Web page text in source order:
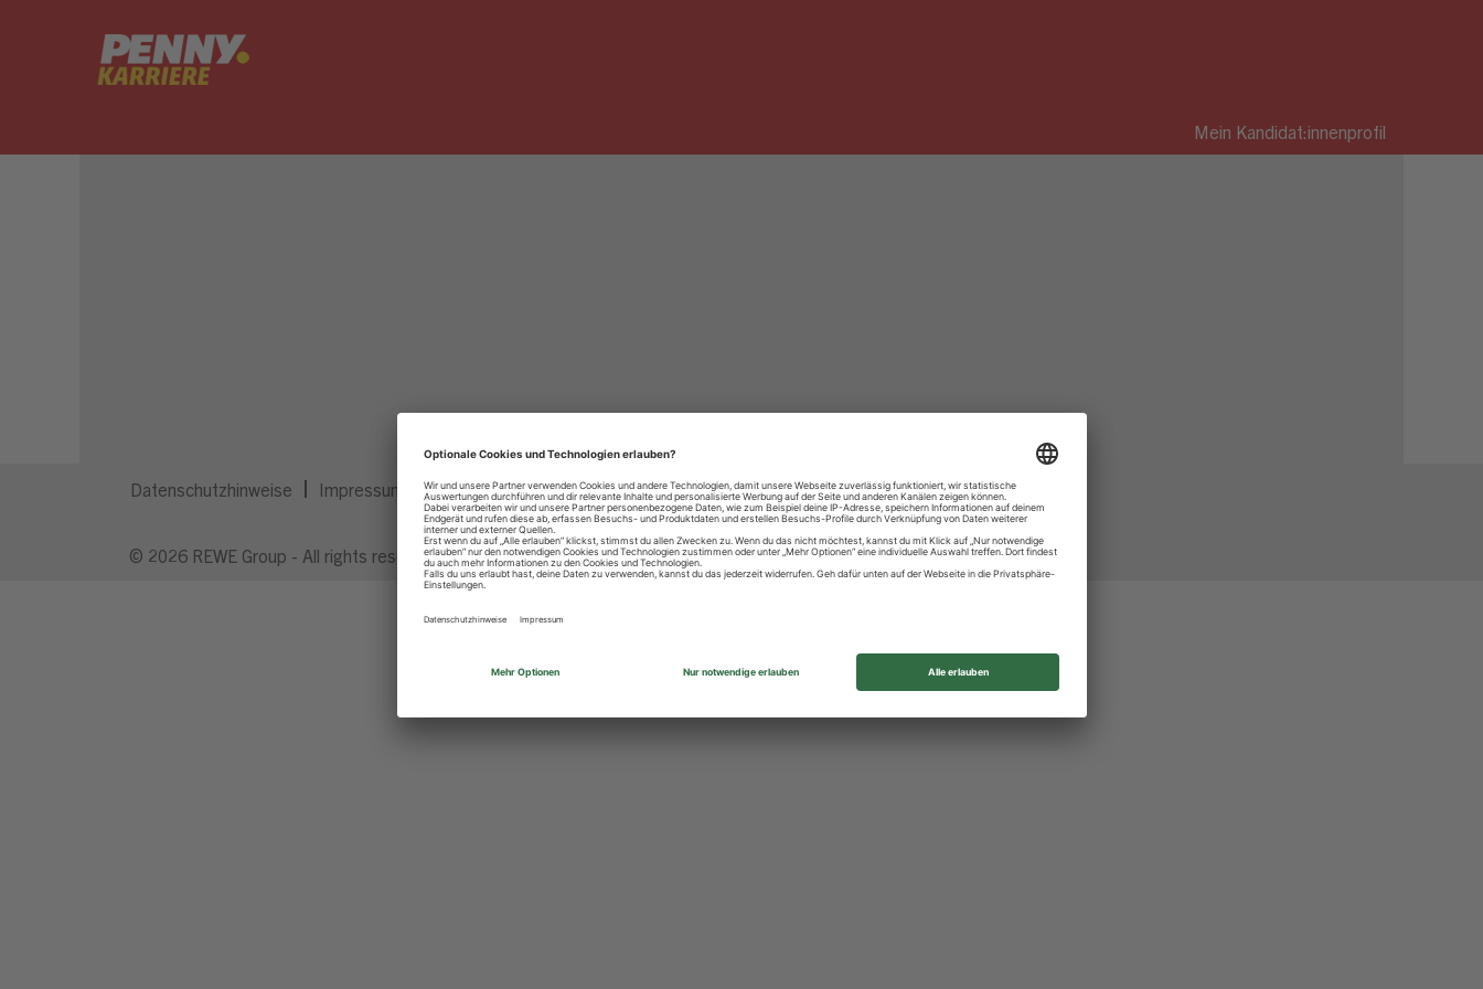
Mein Kandidat:innenprofil
Datenschutzhinweise Impressum Privatsphäre-Einstellungen
© 2026 REWE Group - All rights reserved